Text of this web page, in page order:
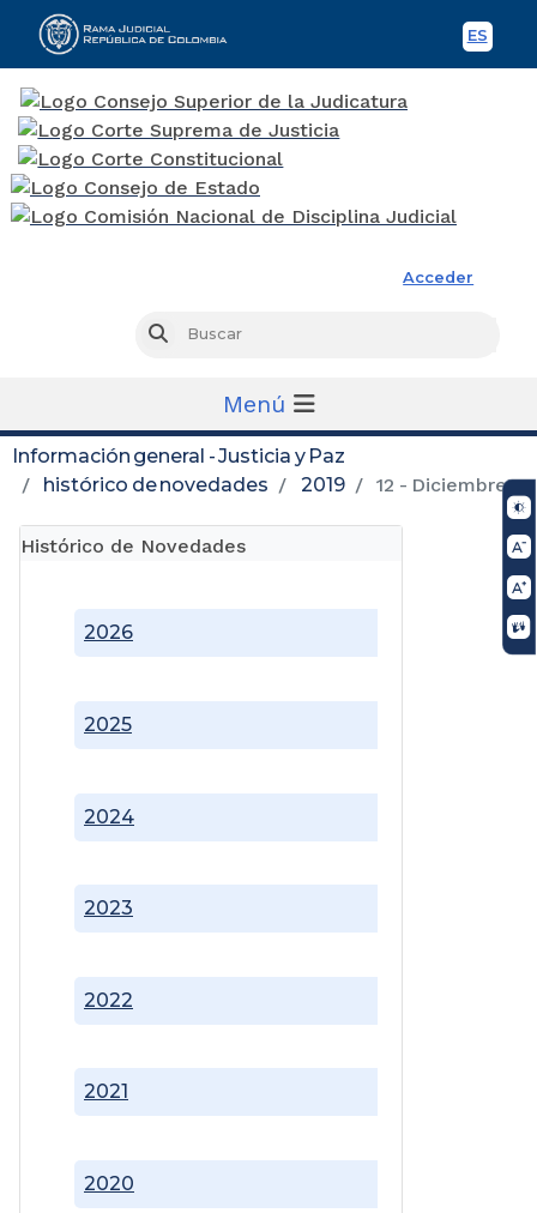
ES
Acceder
Buscar
Menú
Información general - Justicia y Paz
histórico de novedades
2019 12 - Diciembre
Histórico de Novedades
2020
2021
2022
2023
2024
2025
2026